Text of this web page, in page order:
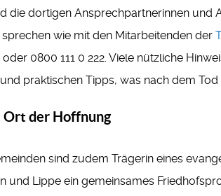
die dortigen Ansprechpartnerinnen und
wie mit den Mitarbeitenden der
0800 111 0 222. Viele nützliche
praktischen Tipps, was nach dem
Ort der Hoffnung
sind zudem Trägerin eines
und Lippe ein gemeinsames